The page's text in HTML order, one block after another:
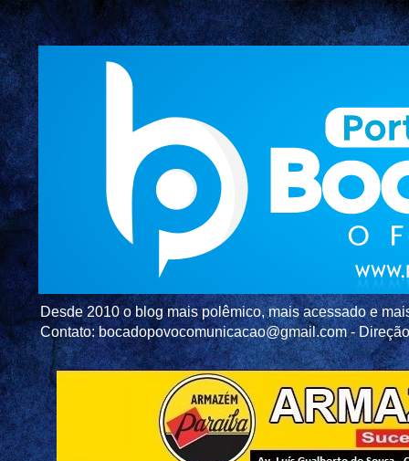
Desde 2010 o blog mais polêmico, mais acessado e
Contato: bocadopovocomunicacao@gmail.com -